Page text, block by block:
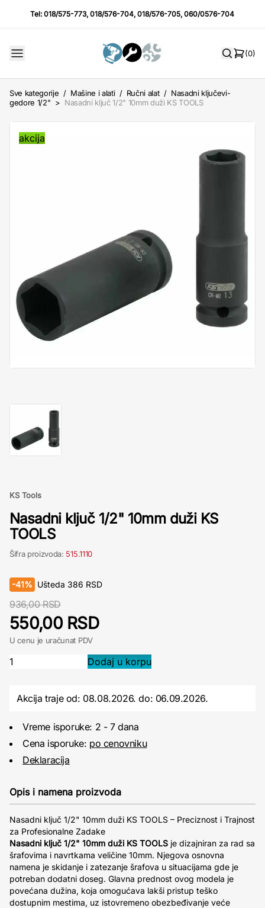
Tel:018/575-773,018/576-704,018/576-705,060/0576-704
(0)
Sve kategorije / Mašine i alati / Ručni alat / Nasadni ključevi-
gedore 1/2" > Nasadni ključ 1/2" 10mm duži KS TOOLS
akcija
KS Tools
Nasadni ključ 1/2" 10mm duži KS
TOOLS
Šifra proizvoda: 515.1110
-41% Ušteda 386 RSD
936,00 RSD
550,00 RSD
U cenu je uračunat PDV
Akcija traje od: 08.08.2026.do: 06.09.2026.
Vreme isporuke: 2 - 7 dana
Cena isporuke: po cenovniku
Deklaracija
Opis i namena proizvoda
Nasadni ključ 1/2" 10mm duži KS TOOLS – Preciznost i Trajnost
za Profesionalne Zadake
Nasadni ključ 1/2" 10mm duži KS TOOLS je dizajniran za rad sa
šrafovima i navrtkama veličine 10mm. Njegova osnovna
namena je skidanje i zatezanje šrafova u situacijama gde je
potreban dodatni doseg. Glavna prednost ovog modela je
povećana dužina, koja omogućava lakši pristup teško
dostupnim mestima, uz istovremeno obezbeđivanje veće